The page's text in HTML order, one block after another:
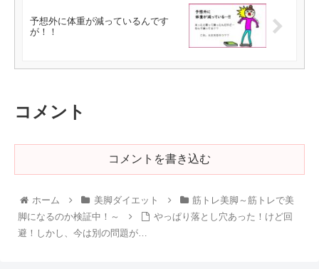
予想外に体重が減っているんです
が！！
コメント
コメントを書き込む
ホーム 美脚ダイエット
筋トレ美脚～筋トレで美
脚になるのか検証中！～
やっぱり落とし穴あった！けど回
避！しかし、今は別の問題が…